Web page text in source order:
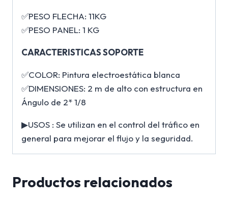
✅PESO FLECHA: 11KG
✅PESO PANEL: 1 KG
CARACTERISTICAS SOPORTE
✅COLOR: Pintura electroestática blanca
✅DIMENSIONES: 2 m de alto con estructura en
Ángulo de 2* 1/8
▶USOS : Se utilizan en el control del tráfico en
general para mejorar el flujo y la seguridad.
Productos relacionados